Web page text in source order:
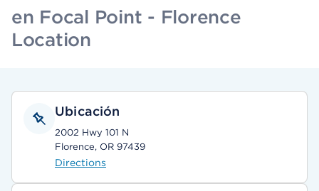
en Focal Point - Florence
Location
Ubicación
2002 Hwy 101 N
Florence, OR 97439
Directions